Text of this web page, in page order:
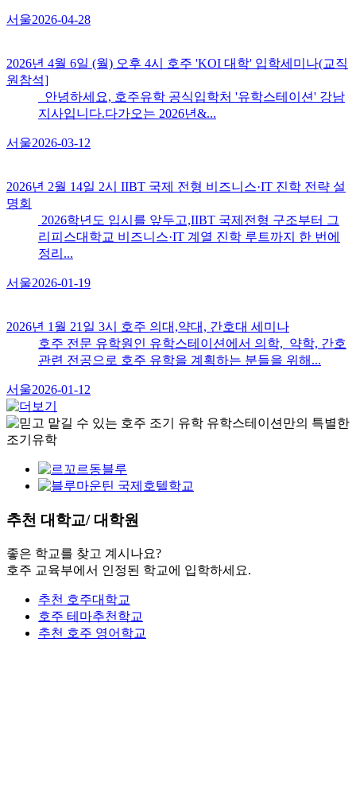
서울2026-04-28
2026년 4월 6일 (월) 오후 4시 호주 'KOI 대학​' 입학세미나(교직
원참석]
안녕하세요, 호주유학 공식입학처 '유학스테이션' 강남
지사입니다.다가오는 2026년&...
서울2026-03-12
2026년 2월 14일 2시 IIBT 국제 전형 비즈니스·IT 진학 전략 설
명회
2026학년도 입시를 앞두고,IIBT 국제전형 구조부터 그
리피스대학교 비즈니스·IT 계열 진학 루트까지 한 번에
정리...
서울2026-01-19
2026년 1월 21일 3시 호주 의대,약대, 간호대 세미나
호주 전문 유학원인 유학스테이션에서 의학, 약학, 간호
관련 전공으로 호주 유학을 계획하는 분들을 위해...
서울2026-01-12
추천 대학교/ 대학원
좋은 학교를 찾고 계시나요?
호주 교육부에서 인정된 학교에 입학하세요.
추천 호주대학교
호주 테마추천학교
추천 호주 영어학교